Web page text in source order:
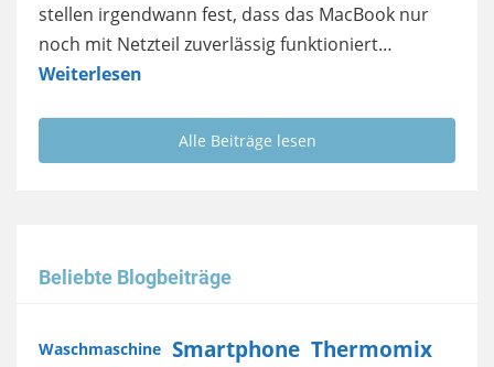
stellen irgendwann fest, dass das MacBook nur
noch mit Netzteil zuverlässig funktioniert…
Weiterlesen
Alle Beiträge lesen
Beliebte Blogbeiträge
Waschmaschine Smartphone Thermomix